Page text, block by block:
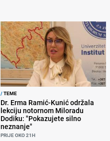
/TEME
Dr. Erma Ramić-Kunić održala
lekciju notornom Miloradu
Dodiku: "Pokazujete silno
neznanje"
PRIJE OKO 21H